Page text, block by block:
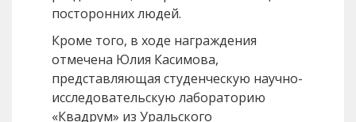
посторонних людей.
Кроме того, в ходе награждения
отмечена Юлия Касимова,
представляющая студенческую научно-
исследовательскую лабораторию
«Квадрум» из Уральского